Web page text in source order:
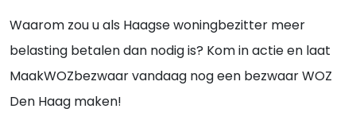
Waarom zou u als Haagse woningbezitter meer
belasting betalen dan nodig is? Kom in actie en laat
MaakWOZbezwaar vandaag nog een bezwaar WOZ
Den Haag maken!